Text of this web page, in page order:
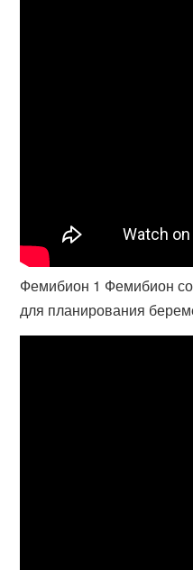
Фемибион 1 Фемибион
для планирования